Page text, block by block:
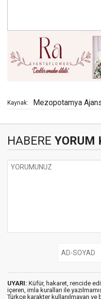
Kaynak: Mezopotamya
HABERE YORUM
UYARI: Küfür, hakaret, rencide
içeren, imla kuralları ile
Türkçe karakter kullanılmayan ve